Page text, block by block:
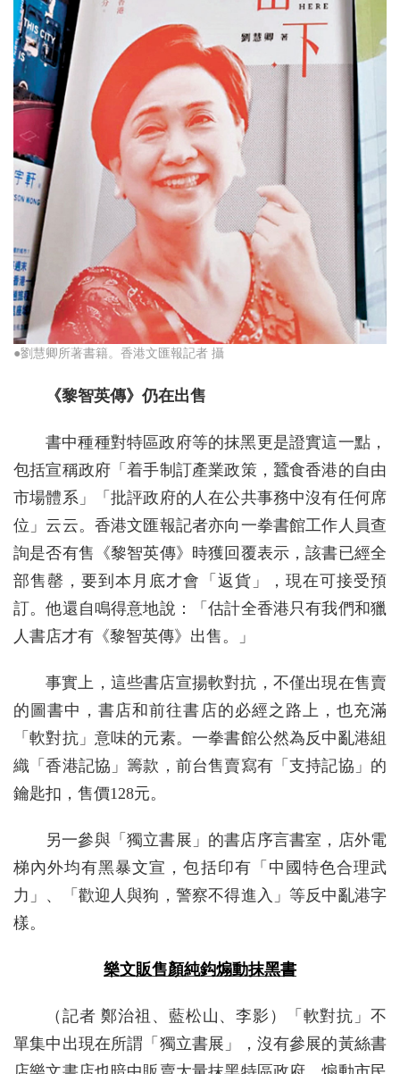
●劉慧卿所著書籍。香港文匯報記者 攝
《黎智英傳》仍在出售
書中種種對特區政府等的抹黑更是證實這一點，
包括宣稱政府「着手制訂產業政策，蠶食香港的自由
市場體系」「批評政府的人在公共事務中沒有任何席
位」云云。香港文匯報記者亦向一拳書館工作人員查
詢是否有售《黎智英傳》時獲回覆表示，該書已經全
部售罄，要到本月底才會「返貨」，現在可接受預
訂。他還自鳴得意地說：「估計全香港只有我們和獵
人書店才有《黎智英傳》出售。」
事實上，這些書店宣揚軟對抗，不僅出現在售賣
的圖書中，書店和前往書店的必經之路上，也充滿
「軟對抗」意味的元素。一拳書館公然為反中亂港組
織「香港記協」籌款，前台售賣寫有「支持記協」的
鑰匙扣，售價128元。
另一參與「獨立書展」的書店序言書室，店外電
梯內外均有黑暴文宣，包括印有「中國特色合理武
力」、「歡迎人與狗，警察不得進入」等反中亂港字
樣。
樂文販售顏純鈎煽動抹黑書
（記者 鄭治祖、藍松山、李影）「軟對抗」不
單集中出現在所謂「獨立書展」，沒有參展的黃絲書